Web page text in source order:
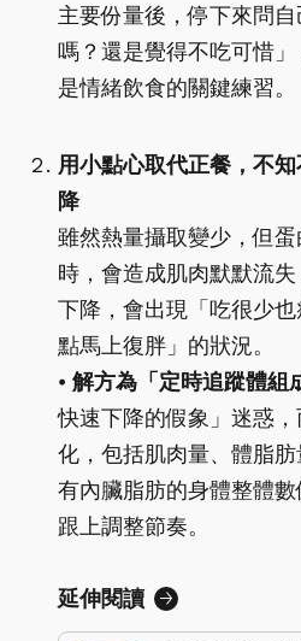
主要份量後，停下來問
嗎？還是覺得不吃可惜
是情緒飲食的關鍵練習。
用小點心取代正餐，不
降
雖然熱量攝取變少，但
時，會造成肌肉默默流
下降，會出現「吃很少
點馬上復胖」的狀況。
⦁ 解方為「定時追蹤體組
快速下降的假象」迷惑
化，包括肌肉量、體脂
有內臟脂肪的身體整體
跟上調整節奏。
延伸閱讀